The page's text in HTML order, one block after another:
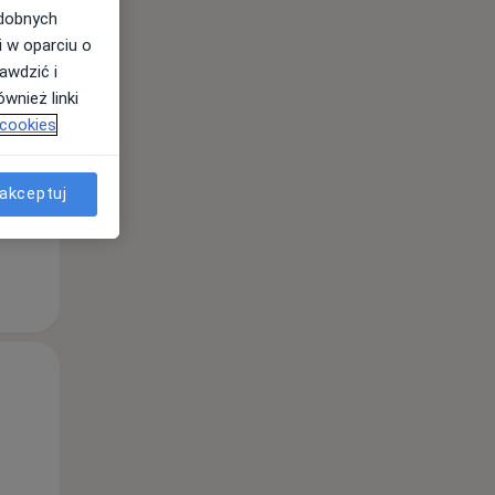
Śr,
12 Sie
w oparciu o
i
linki